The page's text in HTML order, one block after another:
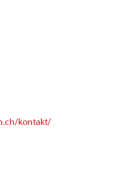
kontakt/